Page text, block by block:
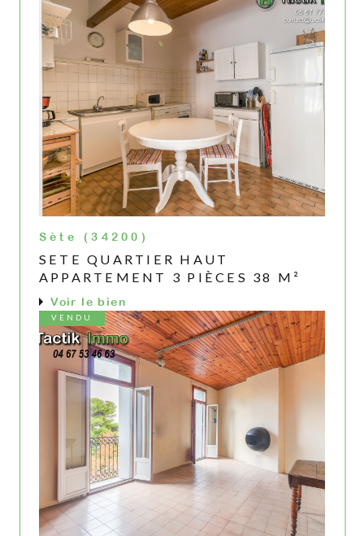
Sète (34200)
SETE QUARTIER HAUT
APPARTEMENT 3 PIÈCES 38 M²
Voir le bien
VENDU